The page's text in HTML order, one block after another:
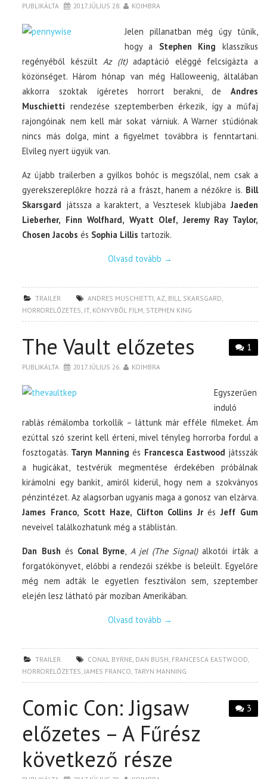
PUBLIKÁLTA 2017. JÚLIUS 28. KOIMBRA
Jelen pillanatban még úgy tűnik,
hogy a Stephen King klasszikus
regényéből készültAz (It)adaptáció eléggé felcsigázta a
közönséget. Három hónap van még Halloweenig, általában
akkorra szoktak ígéretes horrort berakni, de Andres
Muschietti rendezése szeptemberben érkezik, így a műfaj
rajongóinak nem kell már sokat várniuk. A Warner stúdiónak
nincs más dolga, mint a figyelmet továbbra is fenntartani.
Elvileg nyert ügyük van.
Az újabb trailerben a gyilkos bohóc is megszólal, nem csak a
gyerekszereplőkre hozzá rá a frászt, hanem a nézőkre is. Bill
Skarsgard játssza a karaktert, a Vesztesek klubjába Jaeden
Lieberher, Finn Wolfhard, Wyatt Olef, Jeremy Ray Taylor,
Chosen Jacobs és Sophia Lillis tartozik.
Olvasd tovább →
TRAILER ANDRES MUSCHIETTI,AZ, BILL SKARSGARD,
HORRORELŐZETES, IT, KÖNYVBŐL FILM, STEPHEN KING
1
The Vault előzetes
PUBLIKÁLTA 2017. JÚLIUS 26. KOIMBRA
Egyszerűen
induló
rablás rémálomba torkollik – láttunk már efféle filmeket. Ám
ezúttal szó szerint kell érteni, mivel tényleg horrorba fordul a
fosztogatás. Taryn Manning és Francesca Eastwood játsszák
a hugicákat, testvérük megmentése érdekében próbálnak
kirámolni egy bankit, amiről kiderül, hogy nem a szokványos
pénzintézet. Az alagsorban ugyanis maga a gonosz van elzárva.
James Franco, Scott Haze, Clifton Collins Jrés Jeff Gum
neveivel találkozhatunk még a stáblistán.
Dan Bush és Conal Byrne,A jel (The Signal)alkotói írták a
forgatókönyvet, előbbi a rendezői székbe is beleült. Egyelőre
még nem adták le egyetlen fesztiválon sem, szeptember
elején lesz látható pár moziban Amerikában.
Olvasd tovább →
TRAILER CONAL BYRNE, DAN BUSH, FRANCESCA EASTWOOD,
HORRORELŐZETES,JAMES FRANCO,TARYN MANNING
3
Comic Con: Jigsaw
előzetes – A Fűrész
következő része